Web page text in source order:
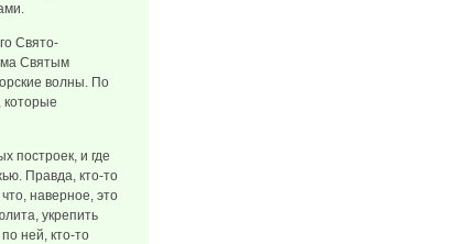
Свято-
Святым
волны. По
которые
построек, и где
Правда, кто-то
наверное, это
укрепить
ней, кто-то